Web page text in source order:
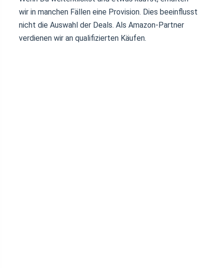
wir in manchen Fällen eine Provision. Dies beeinflusst
nicht die Auswahl der Deals. Als Amazon-Partner
verdienen wir an qualifizierten Käufen.